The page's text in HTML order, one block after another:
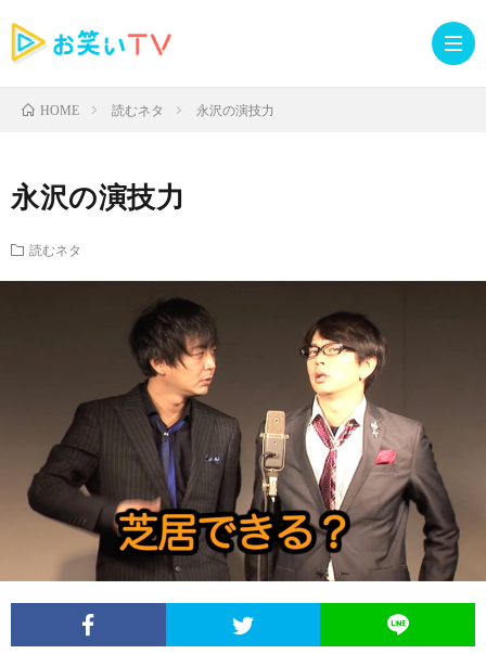
TOP
気
お
イ
ベ
レ
ポ
ネ
タ
ン
タ
お
笑
HOME 読むネタ 永沢の演技力
永沢の演技力
読むネタ